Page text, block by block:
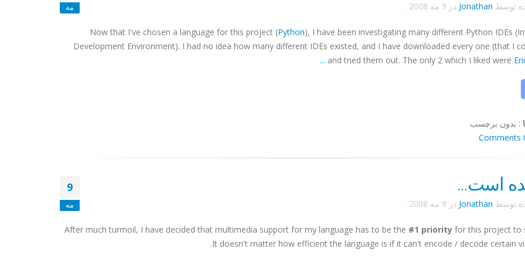
مه توسط Jonathan در 9 مه 2008 .
Now that I've chosen a language for this project (Python), I have been investigating many different Python IDEs
Development Environment). I had no idea how many different IDEs existed, and I have downloaded every one (that I
and tried them out. The only 2 which I liked were
...
: بدون برچسب
0
9
مه
است...
توسط Jonathan در 9 مه 2008 .
After much turmoil, I have decided that multimedia support for my language has to be the #1 priorityfor this project to
It doesn't matter how efficient the language is if it can't encode / decode certain